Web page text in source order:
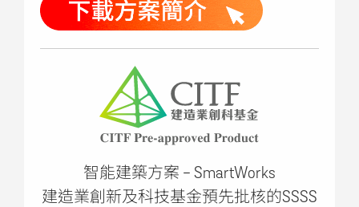
智能建築方案 - SmartWorks
建造業創新及科技基金預先批核的SSSS